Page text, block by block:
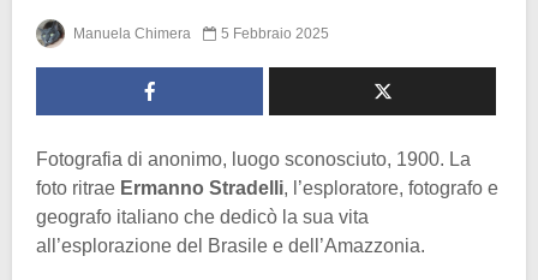
Manuela Chimera 5 Febbraio 2025
Fotografia di anonimo, luogo sconosciuto, 1900. La
foto ritrae Ermanno Stradelli, l’esploratore, fotografo e
geografo italiano che dedicò la sua vita
all’esplorazione del Brasile e dell’Amazzonia.